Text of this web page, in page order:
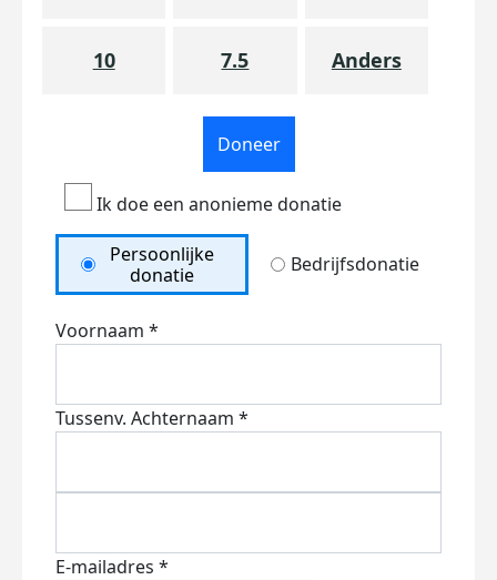
10 7.5 Anders
Doneer
Ik doe een anonieme donatie
Persoonlijke
donatie
Bedrijfsdonatie
Voornaam *
Tussenv. Achternaam *
E-mailadres *